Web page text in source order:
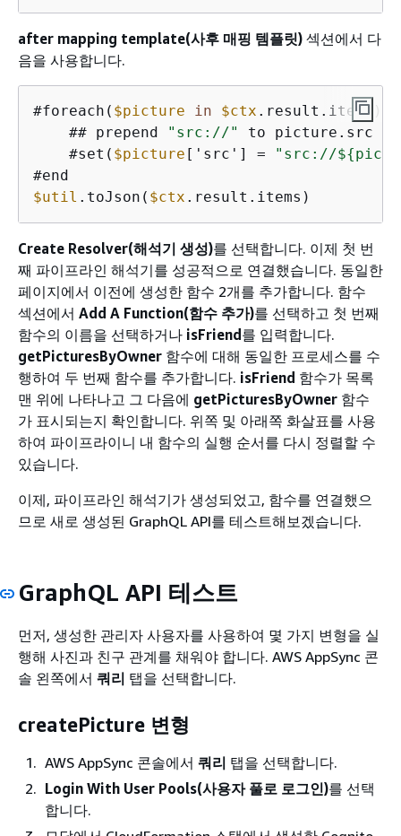
after mapping template(사후 매핑 템플릿) 섹션에서 다
음을 사용합니다.
#foreach( $picture in $ctx .result.items)
    ## prepend
"src://"
to picture.src
    #set(
$picture ['src'] = "src://${
$util .toJson( $ctx .result.items)
Create Resolver(해석기 생성)를 선택합니다. 이제 첫 번
째 파이프라인 해석기를 성공적으로 연결했습니다. 동일한
페이지에서 이전에 생성한 함수 2개를 추가합니다. 함수
섹션에서 Add A Function(함수 추가)를 선택하고 첫 번째
함수의 이름을 선택하거나 isFriend 를 입력합니다.
getPicturesByOwner 함수에 대해 동일한 프로세스를 수
행하여 두 번째 함수를 추가합니다. isFriend 함수가 목록
맨 위에 나타나고 그 다음에 getPicturesByOwner 함수
가 표시되는지 확인합니다. 위쪽 및 아래쪽 화살표를 사용
하여 파이프라이니 내 함수의 실행 순서를 다시 정렬할 수
있습니다.
이제, 파이프라인 해석기가 생성되었고, 함수를 연결했으
므로 새로 생성된 GraphQL API를 테스트해보겠습니다.
GraphQL API 테스트
먼저, 생성한 관리자 사용자를 사용하여 몇 가지 변형을 실
행해 사진과 친구 관계를 채워야 합니다. AWS AppSync 콘
솔 왼쪽에서 쿼리 탭을 선택합니다.
createPicture 변형
AWS AppSync 콘솔에서 쿼리 탭을 선택합니다.
Login With User Pools(사용자 풀로 로그인)를 선택
합니다.